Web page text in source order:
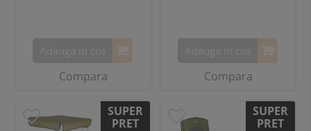
Compara Compara
SUPER
PRET
SUPER
PRET